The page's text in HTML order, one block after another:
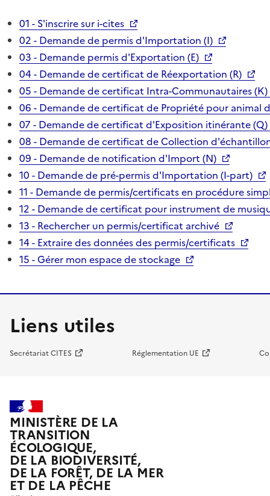
01 - S'inscrire sur i-cites
02 - Demande de permis d'Importation (I)
03 - Demande permis d'Exportation (E)
04 - Demande de certificat de Réexportation (R)
05 - Demande de certificat Intra-Communautaires (K)
06 - Demande de certificat de Propriété pour animal
07 - Demande de certificat d'Exposition itinérante (Q)
08 - Demande de certificat de Collection
09 - Demande de notification d'Import (N)
10 - Demande de pré-permis d'Importation (I-part)
11 - Demande de permis/certificats en procédure
12 - Demande de certificat pour instrument de
13 - Rechercher un permis/certificat archivé
14 - Extraire des données des permis/certificats
15 - Gérer mon espace de stockage
Liens utiles
Secrétariat CITES Réglementation UE
MINISTÈRE DE LA
TRANSITION
ÉCOLOGIQUE,
DE LA BIODIVERSITÉ,
DE LA FORÊT, DE LA MER
ET DE LA PÊCHE